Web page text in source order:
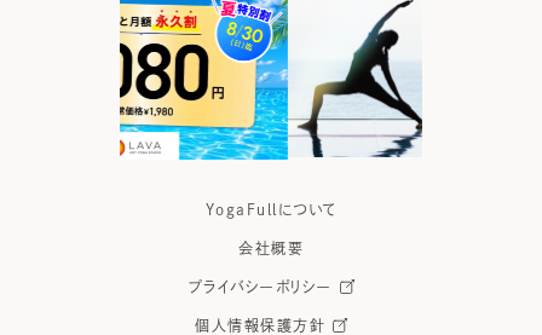
YogaFullについて
会社概要
プライバシーポリシー
個人情報保護方針